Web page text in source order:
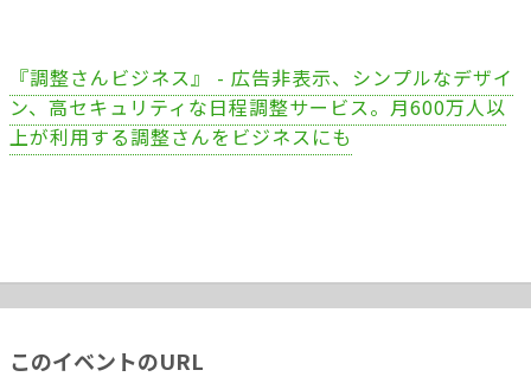
『調整さんビジネス』 - 広告非表示、シンプルなデザイ
ン、高セキュリティな日程調整サービス。月600万人以
上が利用する調整さんをビジネスにも
このイベントのURL